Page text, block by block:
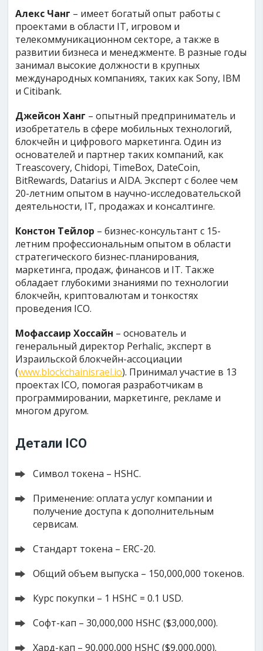
Алекс Чанг – имеет богатый опыт работы с
проектами в области IT, игровом и
телекоммуникационном секторе, а также в
развитии бизнеса и менеджменте. В разные годы
занимал высокие должности в крупных
международных компаниях, таких как Sony, IBM
и Citibank.
Джейсон Ханг – опытный предприниматель и
изобретатель в сфере мобильных технологий,
блокчейн и цифрового маркетинга. Один из
основателей и партнер таких компаний, как
Treascovery, Chidopi, TimeBox, DateCoin,
BitRewards, Datarius и AIDA. Эксперт с более чем
20-летним опытом в научно-исследовательской
деятельности, IT, продажах и консалтинге.
Констон Тейлор – бизнес-консультант с 15-
летним профессиональным опытом в области
стратегического бизнес-планирования,
маркетинга, продаж, финансов и IT. Также
обладает глубокими знаниями по технологии
блокчейн, криптовалютам и тонкостях
проведения ICO.
Мофассаир Хоссайн – основатель и
генеральный директор Perhalic, эксперт в
Израильской блокчейн-ассоциации
(www.blockchainisrael.io). Принимал участие в 13
проектах ICO, помогая разработчикам в
программировании, маркетинге, рекламе и
многом другом.
Детали ICO
Символ токена – HSHC.
Применение: оплата услуг компании и
получение доступа к дополнительным
сервисам.
Стандарт токена – ERC-20.
Общий объем выпуска – 150,000,000 токенов.
Курс покупки – 1 HSHC = 0.1 USD.
Софт-кап – 30,000,000 HSHC ($3,000,000).
Хард-кап – 90,000,000 HSHC ($9,000,000).